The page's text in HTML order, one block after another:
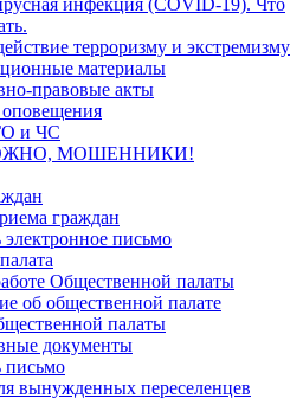
инфекция (COVID-19). Что
терроризму и экстремизму
материалы
правовые акты
и ЧС
МОШЕННИКИ!
граждан
электронное письмо
Общественной палаты
об общественной палате
палаты
документы
письмо
вынужденных переселенцев